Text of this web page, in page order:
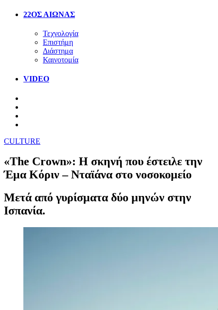
22ΟΣ ΑΙΩΝΑΣ
Τεχνολογία
Επιστήμη
Διάστημα
Καινοτομία
VIDEO
CULTURE
«The Crown»: Η σκηνή που έστειλε την
Έμα Κόριν – Νταϊάνα στο νοσοκομείο
Μετά από γυρίσματα δύο μηνών στην
Ισπανία.